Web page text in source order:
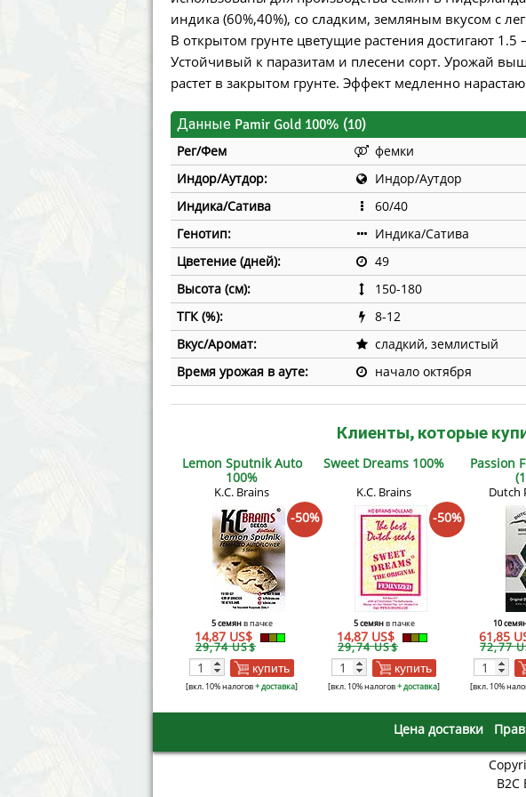
Annabelle´s Garden
Barney´s Farm
Blimburn Seeds
Bulk Seed Bank
Bulldog Seeds
Cannabella Genetics
Fast Buds
Female Seeds
G13 Labs
Genehtik Seeds
Green Bodhi
House of the Great Gardener
индика (60%,40%), со сладким, земляным вкусом с
В открытом грунте цветущие растения достигают 1.5
Устойчивый к паразитам и плесени сорт. Урожай
растет в закрытом грунте. Эффект медленно
Данные Pamir Gold 100% (10)
Рег/Фем
фемки
Индор/Аутдор:
Индор/Аутдор
Индика/Сатива
60/40
Генотип:
Индика/Сатива
Цветение (дней):
49
Высота (см):
150-180
ТГК (%):
8-12
Вкус/Аромат:
сладкий, землистый
Время урожая в ауте:
начало октября
Клиенты, которые
Lemon Sputnik Auto
100%
K.C. Brains
-50%
5 семянв пачке
14,87 US$
29,74 US$
купить
[вкл. 10% налогов+ доставка]
Sweet Dreams 100%
K.C. Brains
-50%
5 семянв пачке
14,87 US$
29,74 US$
купить
[вкл. 10% налогов+ доставка]
Passion
Dutch
10
61,85
72,77
[вкл. 10%
Цена доставки
B2C